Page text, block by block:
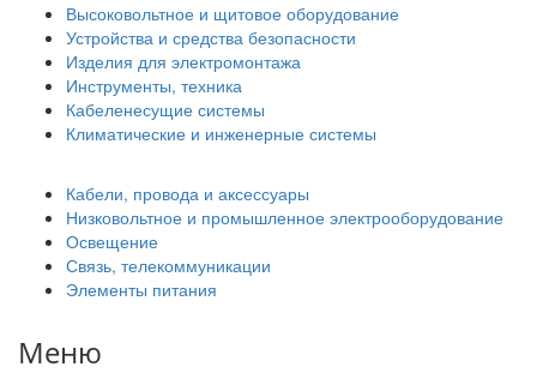
Высоковольтное и щитовое оборудование
Устройства и средства безопасности
Изделия для электромонтажа
Инструменты, техника
Кабеленесущие системы
Климатические и инженерные системы
Кабели, провода и аксессуары
Низковольтное и промышленное электрооборудование
Освещение
Связь, телекоммуникации
Элементы питания
Меню